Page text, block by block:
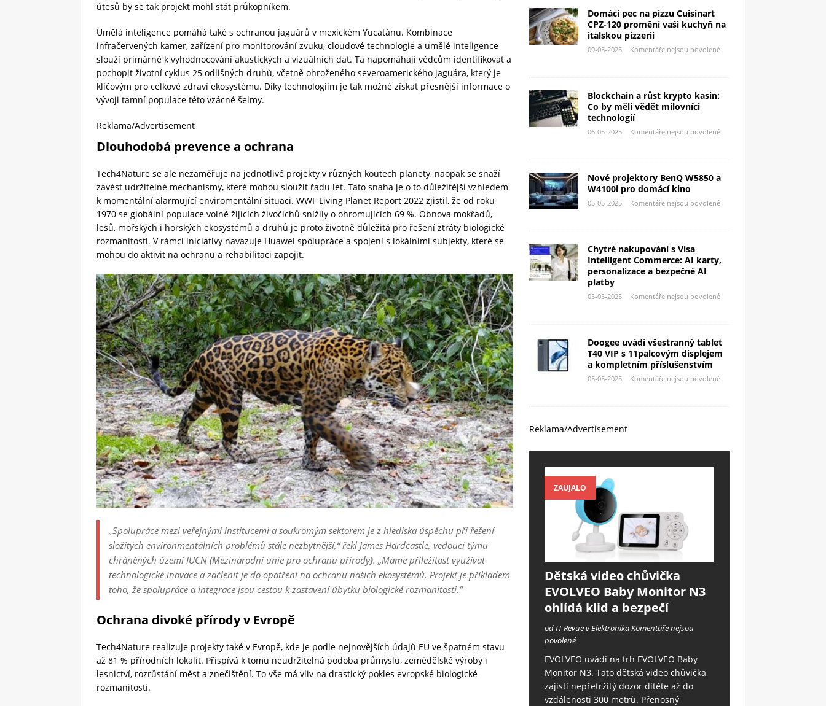
útesů by se tak projekt mohl stát průkopníkem.
Umělá inteligence pomáhá také s ochranou jaguárů v mexickém Yucatánu. Kombinace
infračervených kamer, zařízení pro monitorování zvuku, cloudové technologie a umělé inteligence
slouží primárně k vyhodnocování akustických a vizuálních dat. Ta napomáhají vědcům identifikovat a
pochopit životní cyklus 25 odlišných druhů, včetně ohroženého severoamerického jaguára, který je
klíčovým pro celkové zdraví ekosystému. Díky technologiím je tak možné získat přesnější informace o
vývoji tamní populace této vzácné šelmy.
Reklama/Advertisement
Dlouhodobá prevence a ochrana
Tech4Nature se ale nezaměřuje na jednotlivé projekty v různých koutech planety, naopak se snaží
zavést udržitelné mechanismy, které mohou sloužit řadu let. Tato snaha je o to důležitější vzhledem
k momentální alarmující enviromentální situaci. WWF Living Planet Report 2022 zjistil, že od roku
1970 se globální populace volně žijících živočichů snížily o ohromujících 69 %. Obnova mokřadů,
lesů, mořských i horských ekosystémů a druhů je proto životně důležitá pro řešení ztráty biologické
rozmanitosti. V rámci iniciativy navazuje Huawei spolupráce a spojení s lokálními subjekty, které se
mohou do aktivit na ochranu a rehabilitaci zapojit.
„Spolupráce mezi veřejnými institucemi a soukromým sektorem je z hlediska úspěchu při řešení
složitých environmentálních problémů stále nezbytnější,“ řekl James Hardcastle, vedoucí týmu
chráněných území IUCN (Mezinárodní unie pro ochranu přírody). „Máme příležitost využívat
technologické inovace a začlenit je do opatření na ochranu našich ekosystémů. Projekt je příkladem
toho, že spolupráce a integrace jsou cestou k zastavení úbytku biologické rozmanitosti.“
Ochrana divoké přírody v Evropě
Tech4Nature realizuje projekty také v Evropě, kde je podle nejnovějších údajů EU ve špatném stavu
až 81 % přírodních lokalit. Přispívá k tomu neudržitelná podoba průmyslu, zemědělské výroby i
lesnictví, rozrůstání měst a znečištění. To vše má vliv na drastický pokles evropské biologické
rozmanitosti.
Domácí pec na pizzu Cuisinart
CPZ-120 promění vaši kuchyň na
italskou pizzerii
09-05-2025 Komentáře nejsou povolené
Blockchain a růst krypto kasin:
Co by měli vědět milovníci
technologií
06-05-2025 Komentáře nejsou povolené
Nové projektory BenQ W5850 a
W4100i pro domácí kino
05-05-2025 Komentáře nejsou povolené
Chytré nakupování s Visa
Intelligent Commerce: AI karty,
personalizace a bezpečné AI
platby
05-05-2025 Komentáře nejsou povolené
Doogee uvádí všestranný tablet
T40 VIP s 11palcovým displejem
a kompletním příslušenstvím
05-05-2025 Komentáře nejsou povolené
Reklama/Advertisement
ZAUJALO
Dětská video chůvička
EVOLVEO Baby Monitor N3
ohlídá klid a bezpečí
od IT Revue v ElektronikaKomentáře nejsou
povolené
EVOLVEO uvádí na trh EVOLVEO Baby
Monitor N3. Tato dětská video chůvička
zajistí nepřetržitý dozor dítěte až do
vzdálenosti 300 metrů. Přenosný